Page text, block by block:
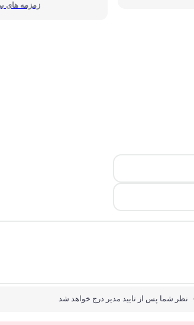
زمزمه های
نظر شما پس از تایید مدیر درج خواهد شد